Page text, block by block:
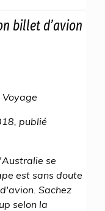
billet d’avion
publié
se
est sans doute
Sachez
selon la